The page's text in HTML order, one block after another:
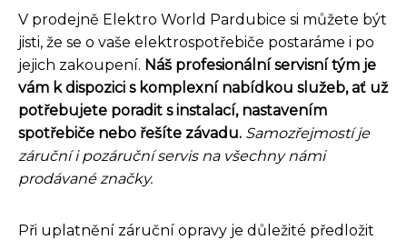
V prodejně Elektro World Pardubice si můžete být
jisti, že se o vaše elektrospotřebiče postaráme i po
jejich zakoupení. Náš profesionální servisní tým je
vám k dispozici s komplexní nabídkou služeb, ať už
potřebujete poradit s instalací, nastavením
spotřebiče nebo řešíte závadu. Samozřejmostí je
záruční i pozáruční servis na všechny námi
prodávané značky.
Při uplatnění záruční opravy je důležité předložit